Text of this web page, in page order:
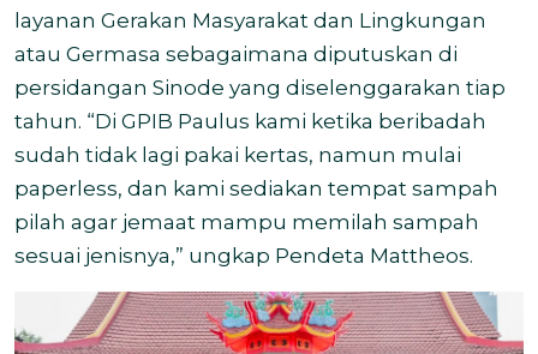
layanan Gerakan Masyarakat dan Lingkungan
atau Germasa sebagaimana diputuskan di
persidangan Sinode yang diselenggarakan tiap
tahun. “Di GPIB Paulus kami ketika beribadah
sudah tidak lagi pakai kertas, namun mulai
paperless, dan kami sediakan tempat sampah
pilah agar jemaat mampu memilah sampah
sesuai jenisnya,” ungkap Pendeta Mattheos.